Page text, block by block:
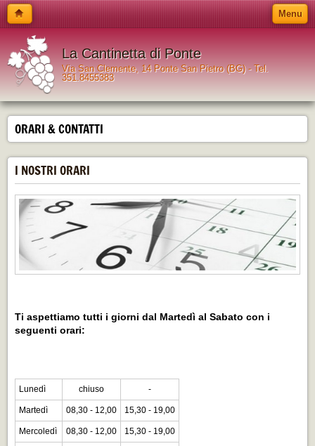
Menu
La Cantinetta di Ponte
Via San Clemente, 14 Ponte San Pietro (BG) - Tel.
351.8455383
ORARI & CONTATTI
I NOSTRI ORARI
Ti aspettiamo tutti i giorni dal Martedì al Sabato con i
seguenti orari:
Lunedì chiuso -
Martedì 08,30 - 12,00 15,30 - 19,00
Mercoledì 08,30 - 12,00 15,30 - 19,00